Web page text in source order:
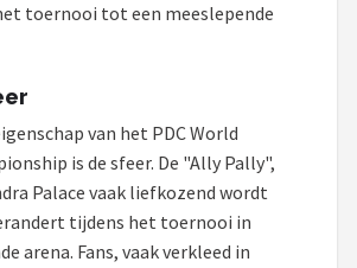
toernooi tot een meeslepende
van het PDC World
is de sfeer. De "Ally Pally",
Palace vaak liefkozend wordt
tijdens het toernooi in
arena. Fans, vaak verkleed in